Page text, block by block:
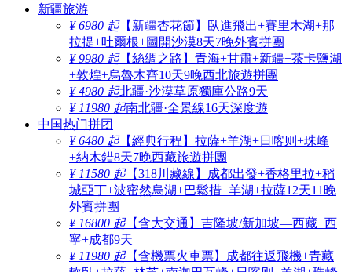
新疆旅游
¥ 6980 起【新疆杏花節】臥進飛出+賽里木湖+那
拉提+吐爾根+圖開沙漠8天7晚外賓拼團
¥ 9980 起【絲綢之路】青海+甘肅+新疆+茶卡鹽湖
+敦煌+烏魯木齊10天9晚西北旅遊拼團
¥ 4980 起北疆·沙漠草原獨庫公路9天
¥ 11980 起南北疆·全景線16天深度遊
中国热门拼团
¥ 6480 起【經典行程】拉薩+羊湖+日喀则+珠峰
+納木錯8天7晚西藏旅遊拼團
¥ 11580 起【318川藏線】成都出發+香格里拉+稻
城亞丁+波密然烏湖+巴鬆措+羊湖+拉薩12天11晚
外賓拼團
¥ 16800 起【含大交通】吉隆坡/新加坡—西藏+西
寧+成都9天
¥ 11980 起【含機票火車票】成都往返飛機+青藏